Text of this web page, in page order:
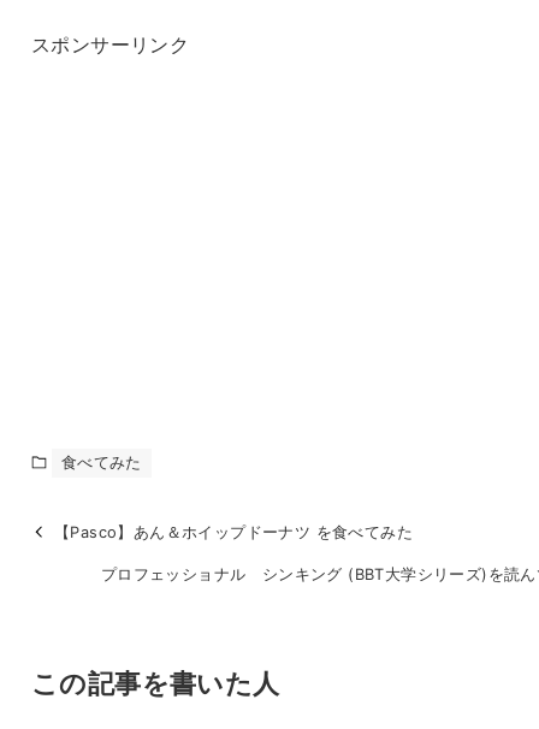
スポンサーリンク
食べてみた
【Pasco】あん＆ホイップドーナツ を食べてみた
プロフェッショナル シンキング (BBT大学シリーズ)を読ん
この記事を書いた人